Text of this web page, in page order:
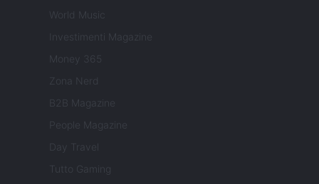
World Music
Investimenti Magazine
Money 365
Zona Nerd
B2B Magazine
People Magazine
Day Travel
Tutto Gaming